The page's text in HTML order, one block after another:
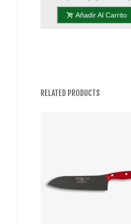
Añadir Al Carrito
RELATED PRODUCTS